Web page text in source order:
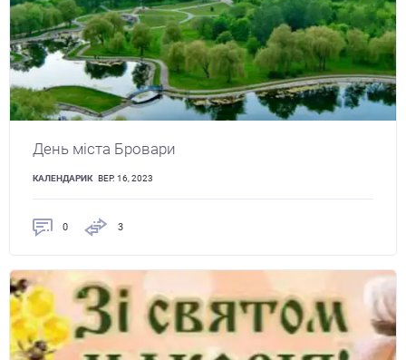
День міста Бровари
КАЛЕНДАРИК ВЕР. 16, 2023
0 3